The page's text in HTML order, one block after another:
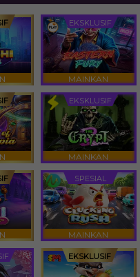
EKSKLUSIF
MAINKAN
EKSKLUSIF
MAINKAN
SPESIAL
MAINKAN
EKSKLUSIF